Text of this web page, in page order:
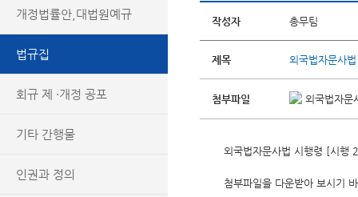
개정법률안,대법원예규
법규집
회규 제 ·개정 공포
기타 간행물
인권과 정의
작성자 총무팀
제목 외국법자문사
첨부파일 외국법자
외국법자문사법 시행령 [시
첨부파일을 다운받아 보시기